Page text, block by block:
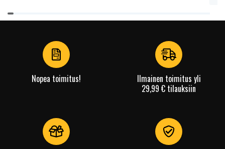
Item
1
Nopea toimitus!
Ilmainen toimitus yli
29,99 € tilauksiin